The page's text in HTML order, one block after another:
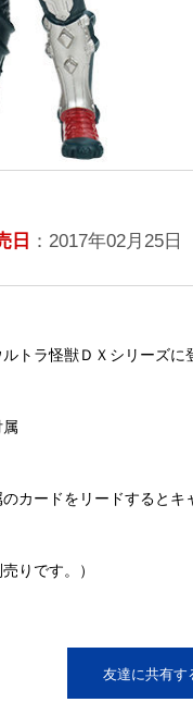
日 ：2017年02月25日
トラ怪獣ＤＸシリーズに
カードをリードすると
りです。）
友達に共有す